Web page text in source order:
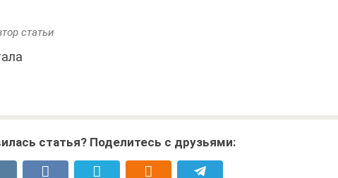
статьи
статья? Поделитесь с друзьями: